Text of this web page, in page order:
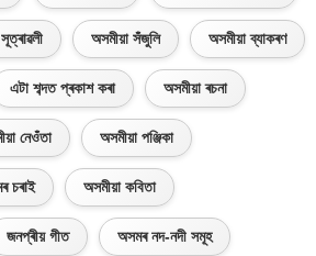
অসমীয়া সঁজুলি অসমীয়া ব্যাকৰণ
এটা শব্দত প্ৰকাশ কৰা অসমীয়া ৰচনা
নেওঁতা অসমীয়া পঞ্জিকা
চৰাই অসমীয়া কবিতা
জনপ্ৰীয় গীত অসমৰ নদ-নদী সমূহ